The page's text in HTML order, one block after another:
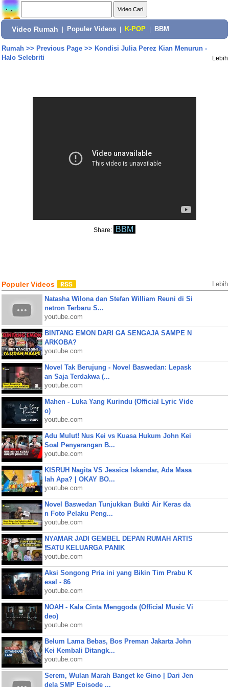
Video Rumah Populer Videos K-POP BBM
Rumah>> Previous Page>> Kondisi Julia Perez Kian Menurun -
Halo Selebriti
Lebih
Share: BBM
Populer Videos Lebih
Natasha Wilona dan Stefan William Reuni di Si
netron Terbaru S...
youtube.com
BINTANG EMON DARI GA SENGAJA SAMPE N
ARKOBA?
youtube.com
Novel Tak Berujung - Novel Baswedan: Lepask
an Saja Terdakwa (...
youtube.com
Mahen - Luka Yang Kurindu (Official Lyric Vide
o)
youtube.com
Adu Mulut! Nus Kei vs Kuasa Hukum John Kei
Soal Penyerangan B...
youtube.com
KISRUH Nagita VS Jessica Iskandar, Ada Masa
lah Apa? | OKAY BO...
youtube.com
Novel Baswedan Tunjukkan Bukti Air Keras da
n Foto Pelaku Peng...
youtube.com
NYAMAR JADI GEMBEL DEPAN RUMAH ARTIS
❗SATU KELUARGA PANIK
youtube.com
Aksi Songong Pria ini yang Bikin Tim Prabu K
esal - 86
youtube.com
NOAH - Kala Cinta Menggoda (Official Music Vi
deo)
youtube.com
Belum Lama Bebas, Bos Preman Jakarta John
Kei Kembali Ditangk...
youtube.com
Serem, Wulan Marah Banget ke Gino | Dari Jen
dela SMP Episode ...